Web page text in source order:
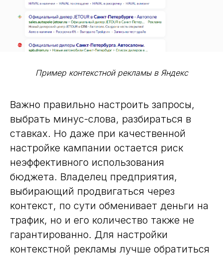
Пример контекстной рекламы в Яндекс
Важно правильно настроить запросы,
выбрать минус-слова, разбираться в
ставках. Но даже при качественной
настройке кампании остается риск
неэффективного использования
бюджета. Владелец предприятия,
выбирающий продвигаться через
контекст, по сути обменивает деньги на
трафик, но и его количество также не
гарантированно. Для настройки
контекстной рекламы лучше обратиться